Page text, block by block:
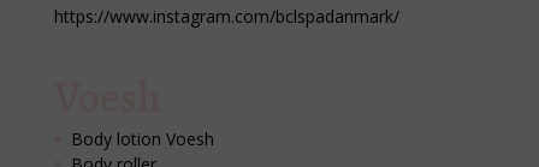
https://www.instagram.com/bclspadanmark/
Body lotion Voesh